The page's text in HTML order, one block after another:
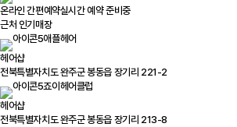
온라인 간편예약실시간 예약 준비중
근처 인기매장
애플헤어
헤어샵
전북특별자치도 완주군 봉동읍 장기리 221-2
죠이헤어클럽
헤어샵
전북특별자치도 완주군 봉동읍 장기리 213-8